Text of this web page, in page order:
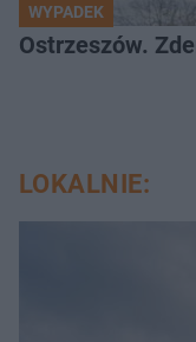
WYPADEK
Ostrzeszów.
LOKALNIE: